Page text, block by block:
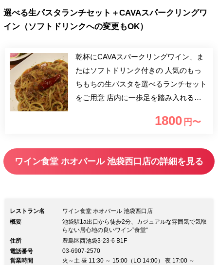
選べる生パスタランチセット＋CAVAスパークリングワ
イン（ソフトドリンクへの変更もOK）
乾杯にCAVAスパークリングワイン、ま
たはソフトドリンク付きの 人気のもっ
ちもちの生パスタを選べるランチセット
をご用意 店内に一歩足を踏み入れる
ち着きます。 そんな都会の喧騒を感じ
通いたくなるような心地よさも魅力のひ
とつです。 ママ会、女子会、部署ラン
しております。
1800 円〜
ワイン食堂 ホオバール 池袋西口店の詳細を見る
レストラン名
ワイン食堂 ホオバール 池袋西口店
概要
池袋駅1a出口から徒歩2分、カジュアルな雰囲気で気取
らない居心地の良いワイン”食堂“
住所
豊島区西池袋3-23-6 B1F
電話番号
03-6907-2570
営業時間
火～土 昼 11:30 ～ 15:00（LO 14:00） 夜 17:00 ～